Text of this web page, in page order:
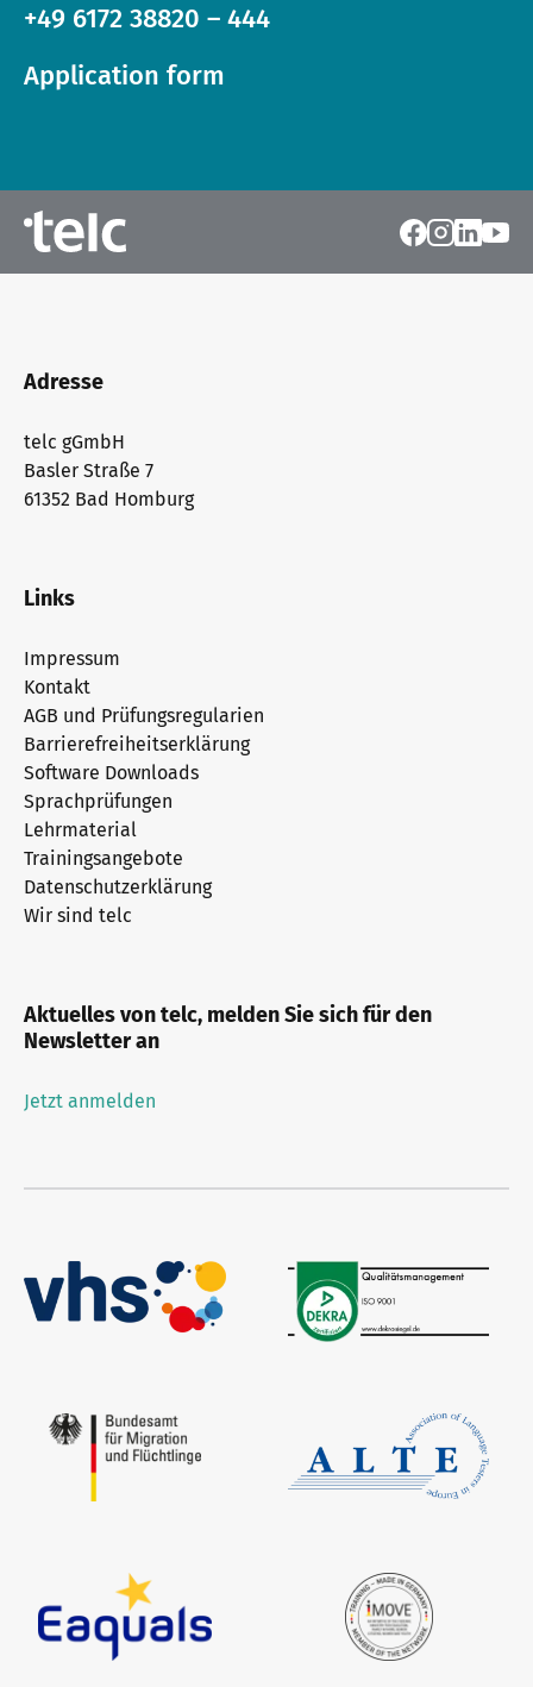
+49 6172 38820 – 444
Application form
Adresse
telc gGmbH
Basler Straße 7
61352 Bad Homburg
Links
Impressum
Kontakt
AGB und Prüfungsregularien
Barrierefreiheitserklärung
Software Downloads
Sprachprüfungen
Lehrmaterial
Trainingsangebote
Datenschutzerklärung
Wir sind telc
Aktuelles von telc, melden Sie sich für den
Newsletter an
Jetzt anmelden